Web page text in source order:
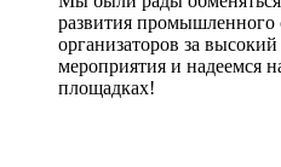
развития промышленного
организаторов за
мероприятия и надеемся
площадках!